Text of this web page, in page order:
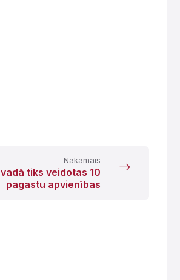
Nākamais
tiks veidotas 10
pagastu apvienības